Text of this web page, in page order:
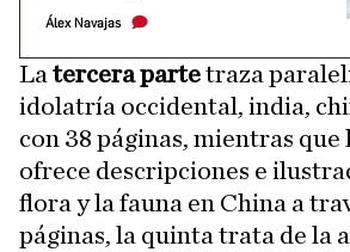
Álex Navajas
La tercera partetraza
idolatría occidental, india,
con 38 páginas, mientras
ofrece descripciones e
flora y la fauna en China a
páginas, la quinta trata de la